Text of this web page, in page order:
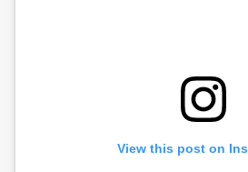
View this post on